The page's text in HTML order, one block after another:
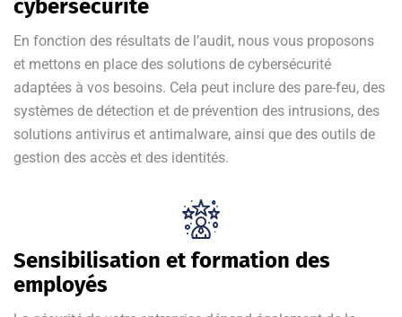
cybersécurité
En fonction des résultats de l’audit, nous vous proposons
et mettons en place des solutions de cybersécurité
adaptées à vos besoins. Cela peut inclure des pare-feu, des
systèmes de détection et de prévention des intrusions, des
solutions antivirus et antimalware, ainsi que des outils de
gestion des accès et des identités.
Sensibilisation et formation des
employés